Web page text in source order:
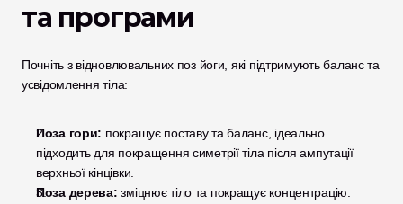
та програми
Почніть з відновлювальних поз йоги, які підтримують баланс та
усвідомлення тіла:
Поза гори: покращує поставу та баланс, ідеально
підходить для покращення симетрії тіла після ампутації
верхньої кінцівки.
Поза дерева: зміцнює тіло та покращує концентрацію.